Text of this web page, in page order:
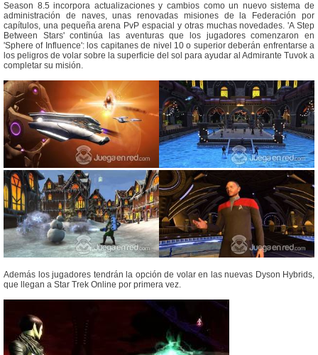
Season 8.5 incorpora actualizaciones y cambios como un nuevo sistema de
administración de naves, unas renovadas misiones de la Federación por
capítulos, una pequeña arena PvP espacial y otras muchas novedades. 'A Step
Between Stars' continúa las aventuras que los jugadores comenzaron en
'Sphere of Influence': los capitanes de nivel 10 o superior deberán enfrentarse a
los peligros de volar sobre la superficie del sol para ayudar al Admirante Tuvok a
completar su misión.
Además los jugadores tendrán la opción de volar en las nuevas Dyson Hybrids,
que llegan a Star Trek Online por primera vez.